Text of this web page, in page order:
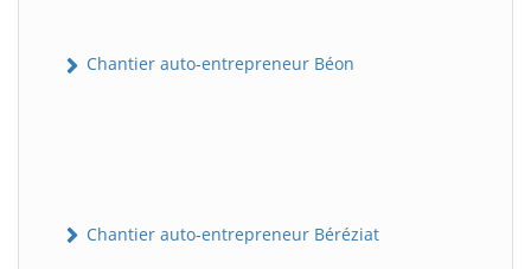
Chantier auto-entrepreneur Béon
Chantier auto-entrepreneur Béréziat